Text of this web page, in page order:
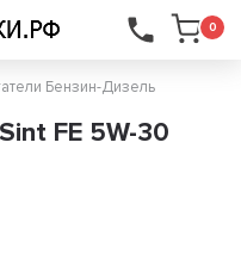
0
...
Бензин-Дизель
FE 5W-30